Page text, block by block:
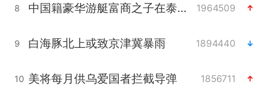
8 中国籍豪华游艇富商之子在泰国被杀 1964509
9 白海豚北上或致京津冀暴雨 1894440
10 美将每月供乌爱国者拦截导弹 1856711